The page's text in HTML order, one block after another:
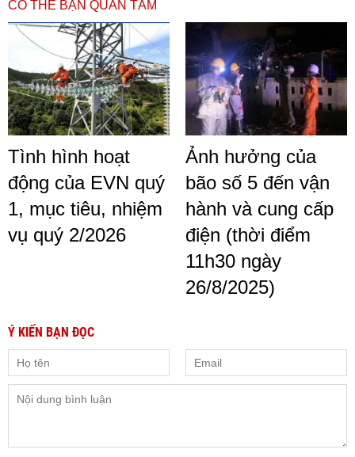
CÓ THỂ BẠN QUAN TÂM
Tình hình hoạt
động của EVN quý
1, mục tiêu, nhiệm
vụ quý 2/2026
Ảnh hưởng của
bão số 5 đến vận
hành và cung cấp
điện (thời điểm
11h30 ngày
26/8/2025)
Ý KIẾN BẠN ĐỌC